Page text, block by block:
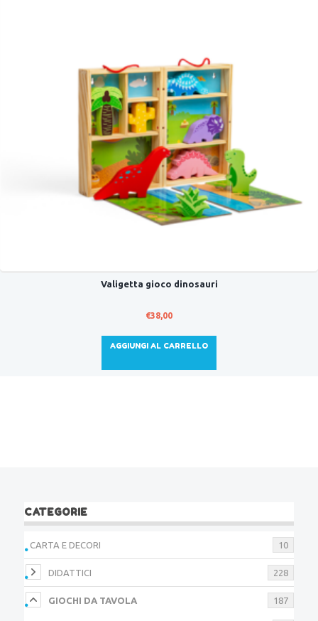
Valigetta gioco dinosauri
€38,00
AGGIUNGI AL CARRELLO
CATEGORIE
CARTA E DECORI 10
DIDATTICI 228
GIOCHI DA TAVOLA 187